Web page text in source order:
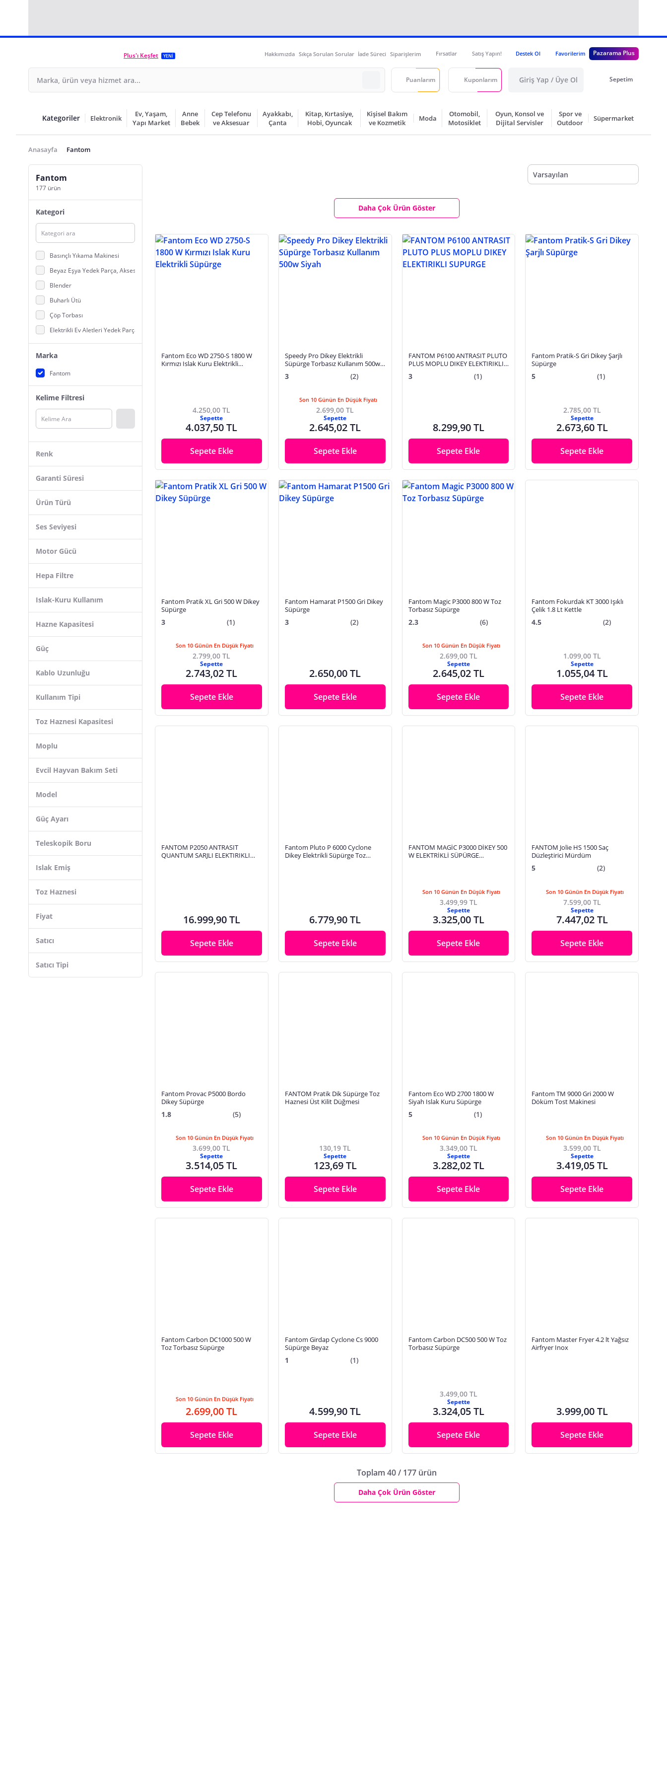
Plus'ı Keşfet YENİ Hakkımızda Sıkça Sorulan Sorular İade Süreci Siparişlerim Fırsatlar Satış Yapın! Destek Ol Favorilerim Pazarama Plus
Puanlarım Kuponlarım Giriş Yap / Üye Ol Sepetim
Kategoriler Elektronik
Ev, Yaşam,
Yapı Market
Anne
Bebek
Cep Telefonu
ve Aksesuar
Ayakkabı,
Çanta
Kitap, Kırtasiye,
Hobi, Oyuncak
Kişisel Bakım
ve Kozmetik
Moda
Otomobil,
Motosiklet
Oyun, Konsol ve
Dijital Servisler
Spor ve
Outdoor
Süpermarket
Anasayfa Fantom
Fantom
177 ürün
Kategori
Basınçlı Yıkama Makinesi
Beyaz Eşya Yedek Parça, Aksesuarlar
Blender
Buharlı Ütü
Çöp Torbası
Elektrikli Ev Aletleri Yedek Parça
Elektrikli Süpürge
Fritözler
Halı Yıkama Makineleri
Karavan Malzemeleri
Mikserler
Mutfak, Banyo Temizleyiciler
Paspas, Mop Setleri
Saç Kurutma, Fön Makinesi
Saç Maşası
Süpürge Yedek Parçaları
Tost Makineleri
Tuz, Karabiber Değirmeni
Marka
Fantom
Kelime Filtresi
Renk
Garanti Süresi
Ürün Türü
Ses Seviyesi
Motor Gücü
Hepa Filtre
Islak-Kuru Kullanım
Hazne Kapasitesi
Güç
Kablo Uzunluğu
Kullanım Tipi
Toz Haznesi Kapasitesi
Moplu
Evcil Hayvan Bakım Seti
Model
Güç Ayarı
Teleskopik Boru
Islak Emiş
Toz Haznesi
Fiyat
Satıcı
Satıcı Tipi
Varsayılan
Daha Çok Ürün Göster
Fantom Eco WD 2750-S 1800 W
Kırmızı Islak Kuru Elektrikli
4.250,00 TL
Sepette
4.037,50 TL
Sepete Ekle
Speedy Pro Dikey Elektrikli
Süpürge Torbasız Kullanım 500w
3 (2)
Son 10 Günün En Düşük Fiyatı
2.699,00 TL
Sepette
2.645,02 TL
Sepete Ekle
FANTOM P6100 ANTRASIT PLUTO
PLUS MOPLU DIKEY ELEKTIRIKLI
3 (1)
8.299,90 TL
Sepete Ekle
Fantom Pratik-S Gri Dikey Şarjlı
Süpürge
5 (1)
2.785,00 TL
Sepette
2.673,60 TL
Sepete Ekle
Fantom Pratik XL Gri 500 W Dikey
Süpürge
3 (1)
Son 10 Günün En Düşük Fiyatı
2.799,00 TL
Sepette
2.743,02 TL
Sepete Ekle
Fantom Hamarat P1500 Gri Dikey
Süpürge
3 (2)
2.650,00 TL
Sepete Ekle
Fantom Magic P3000 800 W Toz
Torbasız Süpürge
2.3 (6)
Son 10 Günün En Düşük Fiyatı
2.699,00 TL
Sepette
2.645,02 TL
Sepete Ekle
Fantom Fokurdak KT 3000 Işıklı
Çelik 1.8 Lt Kettle
4.5 (2)
1.099,00 TL
Sepette
1.055,04 TL
Sepete Ekle
FANTOM P2050 ANTRASIT
QUANTUM SARJLI ELEKTIRIKLI
16.999,90 TL
Sepete Ekle
Fantom Pluto P 6000 Cyclone
Dikey Elektrikli Süpürge Toz
6.779,90 TL
Sepete Ekle
FANTOM MAGİC P3000 DİKEY 500
W ELEKTRİKLİ SÜPÜRGE
Son 10 Günün En Düşük Fiyatı
3.499,99 TL
Sepette
3.325,00 TL
Sepete Ekle
FANTOM Jolie HS 1500 Saç
Düzleştirici Mürdüm
5 (2)
Son 10 Günün En Düşük Fiyatı
7.599,00 TL
Sepette
7.447,02 TL
Sepete Ekle
Fantom Provac P5000 Bordo
Dikey Süpürge
1.8 (5)
Son 10 Günün En Düşük Fiyatı
3.699,00 TL
Sepette
3.514,05 TL
Sepete Ekle
FANTOM Pratik Dik Süpürge Toz
Haznesi Üst Kilit Düğmesi
130,19 TL
Sepette
123,69 TL
Sepete Ekle
Fantom Eco WD 2700 1800 W
Siyah Islak Kuru Süpürge
5 (1)
Son 10 Günün En Düşük Fiyatı
3.349,00 TL
Sepette
3.282,02 TL
Sepete Ekle
Fantom TM 9000 Gri 2000 W
Döküm Tost Makinesi
Son 10 Günün En Düşük Fiyatı
3.599,00 TL
Sepette
3.419,05 TL
Sepete Ekle
Fantom Carbon DC1000 500 W
Toz Torbasız Süpürge
Son 10 Günün En Düşük Fiyatı
2.699,00 TL
Sepete Ekle
Fantom Girdap Cyclone Cs 9000
Süpürge Beyaz
1 (1)
4.599,90 TL
Sepete Ekle
Fantom Carbon DC500 500 W Toz
Torbasız Süpürge
3.499,00 TL
Sepette
3.324,05 TL
Sepete Ekle
Fantom Master Fryer 4.2 lt Yağsız
Airfryer Inox
3.999,00 TL
Sepete Ekle
Toplam 40 / 177 ürün
Daha Çok Ürün Göster